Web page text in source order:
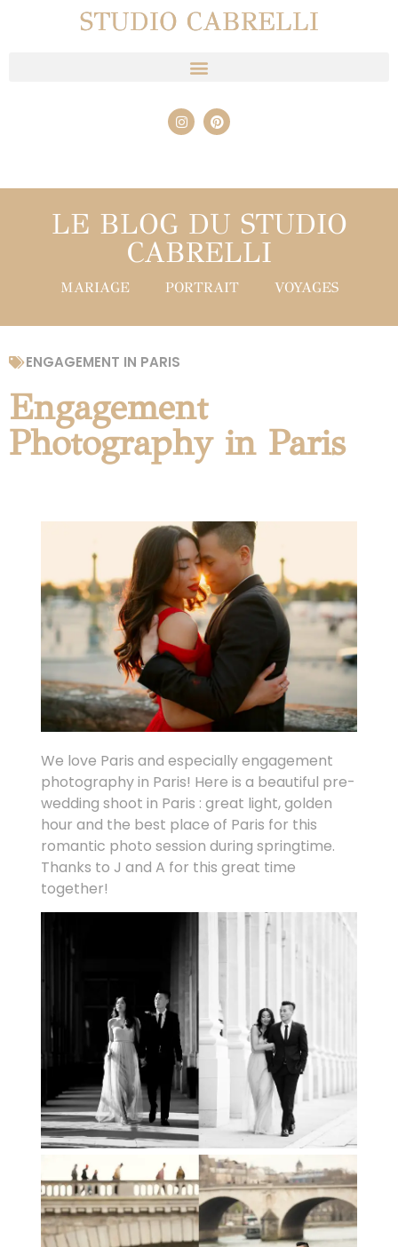
STUDIO CABRELLI
LE BLOG DU STUDIO
CABRELLI
MARIAGE PORTRAIT VOYAGES
ENGAGEMENT IN PARIS
Engagement
Photography in Paris
We love Paris and especially engagement
photography in Paris! Here is a beautiful pre-
wedding shoot in Paris : great light, golden
hour and the best place of Paris for this
romantic photo session during springtime.
Thanks to J and A for this great time
together!